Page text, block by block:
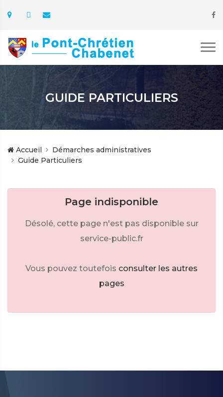
GUIDE PARTICULIERS
Accueil
Démarches administratives
Guide Particuliers
Page indisponible
Désolé, cette page n'est pas disponible sur
service-public.fr
Vous pouvez toutefois consulter les autres
pages